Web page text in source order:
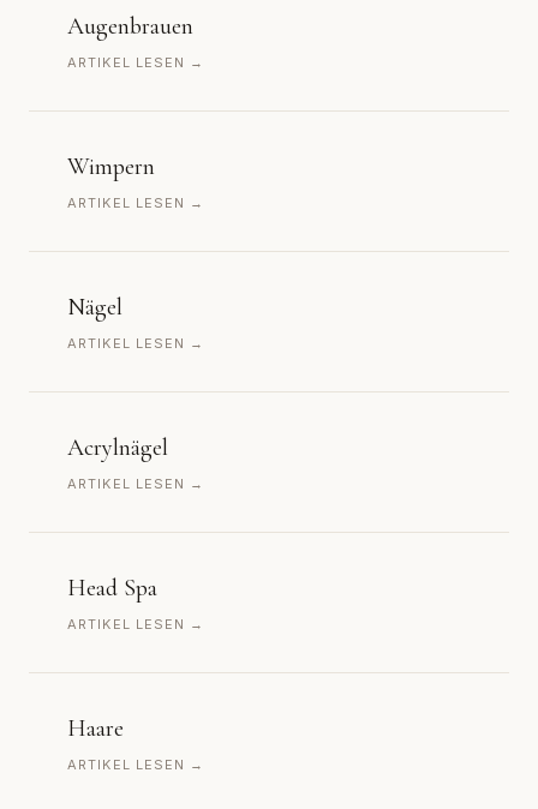
Augenbrauen
ARTIKEL LESEN →
Wimpern
ARTIKEL LESEN →
Nägel
ARTIKEL LESEN →
Acrylnägel
ARTIKEL LESEN →
Head Spa
ARTIKEL LESEN →
Haare
ARTIKEL LESEN →